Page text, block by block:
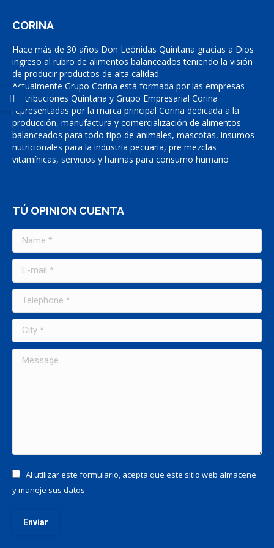
CORINA
Hace más de 30 años Don Leónidas Quintana gracias a Dios
ingreso al rubro de alimentos balanceados teniendo la visión
de producir productos de alta calidad.
Actualmente Grupo Corina está formada por las empresas
Distribuciones Quintana y Grupo Empresarial Corina
representadas por la marca principal Corina dedicada a la
producción, manufactura y comercialización de alimentos
balanceados para todo tipo de animales, mascotas, insumos
nutricionales para la industria pecuaria, pre mezclas
vitamínicas, servicios y harinas para consumo humano
TÚ OPINION CUENTA
Name *
E-mail *
Telephone *
City *
Message
Al utilizar este formulario, acepta que este sitio web almacene
y maneje sus datos
Enviar